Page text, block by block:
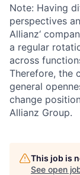
Note: Having
perspectives
Allianz‘
a regular
across
Therefore, the
general
change
Allianz Group.
This job is
See open